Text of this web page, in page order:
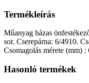
Termékleírás
Műanyag házas
sor. Cserepárna: 6/4910.
Csomagolás mérete (mm)
Hasonló termékek